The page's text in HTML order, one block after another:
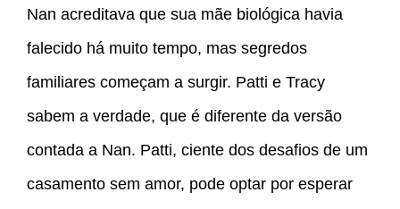
Nan acreditava que sua mãe biológica havia
falecido há muito tempo, mas segredos
familiares começam a surgir. Patti e Tracy
sabem a verdade, que é diferente da versão
contada a Nan. Patti, ciente dos desafios de um
casamento sem amor, pode optar por esperar